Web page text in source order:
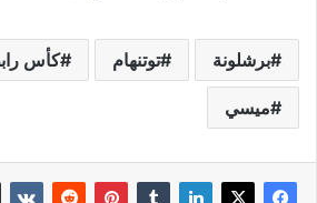
برشلونة توتنهام كأس
ميسي